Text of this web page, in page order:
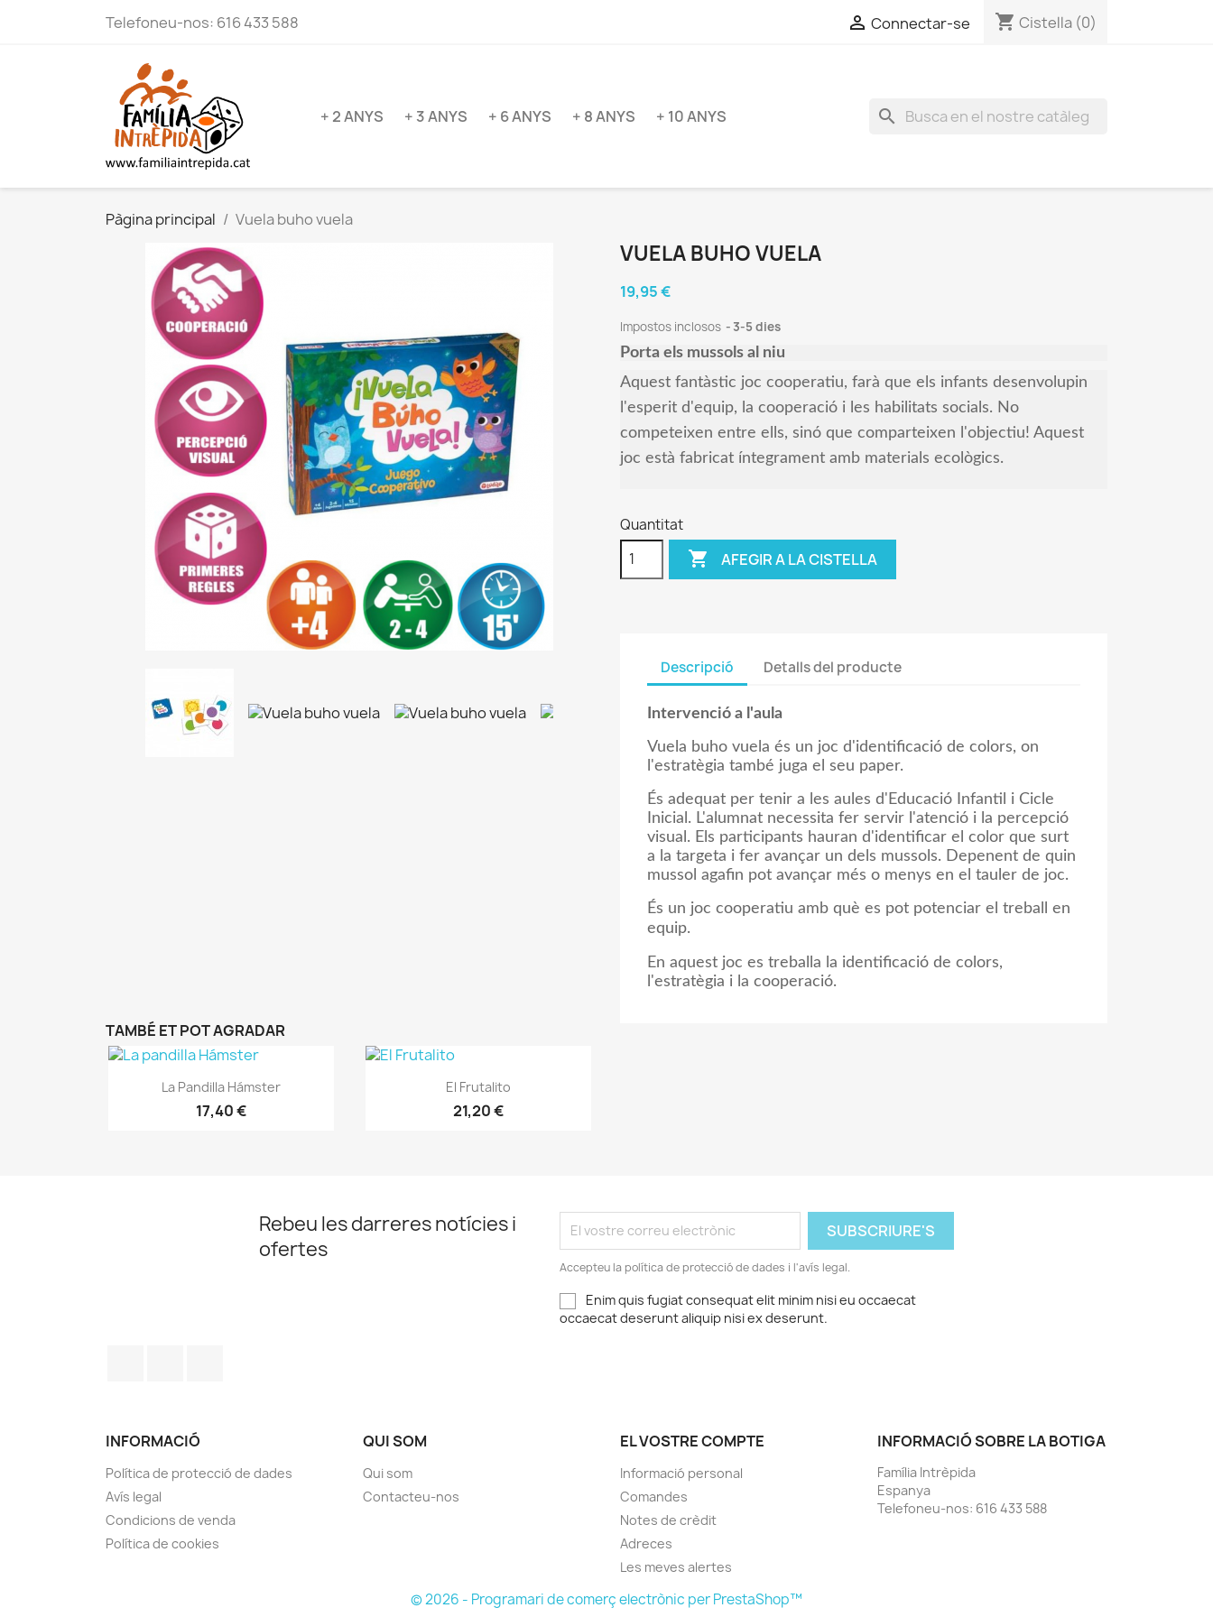
Telefoneu-nos: 616 433 588  Connectar-se shopping_cart Cistella (0)
+ 2 ANYS + 3 ANYS + 6 ANYS + 8 ANYS + 10 ANYS search
Pàgina principal Vuela buho vuela
VUELA BUHO VUELA
19,95 €
Impostos inclosos
3-5 dies
Porta els mussols al niu
Aquest fantàstic joc cooperatiu, farà que els infants desenvolupin
l'esperit d'equip, la cooperació i les habilitats socials. No
competeixen entre ells, sinó que comparteixen l'objectiu! Aquest
joc està fabricat íntegrament amb materials ecològics.
Quantitat
 AFEGIR A LA CISTELLA
Descripció Detalls del producte
Intervenció a l'aula
Vuela buho vuela és un joc d'identificació de colors, on
l'estratègia també juga el seu paper.
És adequat per tenir a les aules d'Educació Infantil i Cicle
Inicial. L'alumnat necessita fer servir l'atenció i la percepció
visual. Els participants hauran d'identificar el color que surt
a la targeta i fer avançar un dels mussols. Depenent de quin
mussol agafin pot avançar més o menys en el tauler de joc.
És un joc cooperatiu amb què es pot potenciar el treball en
equip.
En aquest joc es treballa la identificació de colors,
l'estratègia i la cooperació.
TAMBÉ ET POT AGRADAR
Vista ràpida
La Pandilla Hámster
17,40 €
Vista ràpida
El Frutalito
21,20 €
Rebeu les darreres notícies i
ofertes
Accepteu la política de protecció de dades i l'avís legal.
Enim quis fugiat consequat elit minim nisi eu occaecat
occaecat deserunt aliquip nisi ex deserunt.
INFORMACIÓ
Política de protecció de dades
Avís legal
Condicions de venda
Política de cookies
QUI SOM
Qui som
Contacteu-nos
EL VOSTRE COMPTE
Informació personal
Comandes
Notes de crèdit
Adreces
Les meves alertes
INFORMACIÓ SOBRE LA BOTIGA
Família Intrèpida
Espanya
Telefoneu-nos: 616 433 588
© 2026 - Programari de comerç electrònic per PrestaShop™